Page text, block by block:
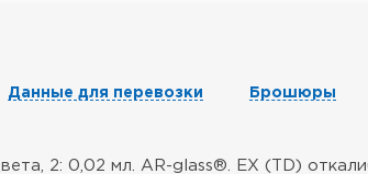
Данные для перевозки Брошюры
2: 0,02 мл. AR-glass®. EX (TD)